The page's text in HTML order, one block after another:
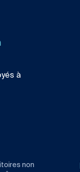
à
non